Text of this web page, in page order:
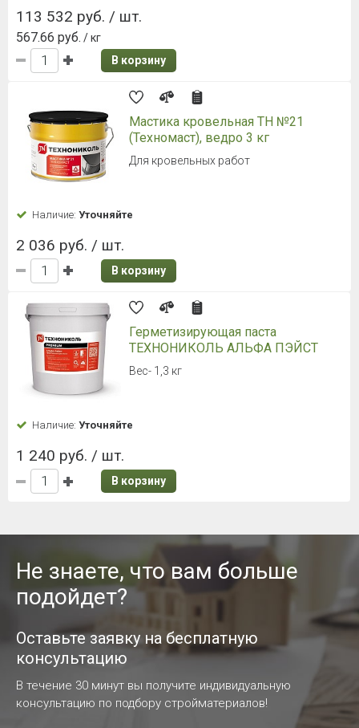
113 532 руб. / шт.
567.66 руб. / кг
В корзину
Мастика кровельная ТН №21
(Техномаст), ведро 3 кг
Для кровельных работ
Наличие: Уточняйте
2 036 руб. / шт.
В корзину
Герметизирующая паста
ТЕХНОНИКОЛЬ АЛЬФА ПЭЙСТ
Вес- 1,3 кг
Наличие: Уточняйте
1 240 руб. / шт.
В корзину
Не знаете, что вам больше
подойдет?
Оставьте заявку на бесплатную
консультацию
В течение 30 минут вы получите индивидуальную
консультацию по подбору стройматериалов!